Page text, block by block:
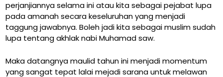
perjanjiannya selama ini atau kita sebagai pejabat lupa
pada amanah secara keseluruhan yang menjadi
taggung jawabnya. Boleh jadi kita sebagai muslim sudah
lupa tentang akhlak nabi Muhamad saw.
Maka datangnya maulid tahun ini menjadi momentum
yang sangat tepat lalai mejadi sarana untuk melawan